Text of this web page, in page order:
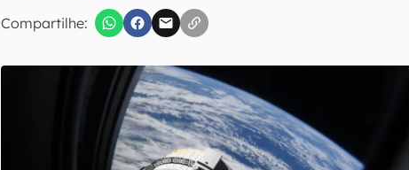
Compartilhe:
Confirmo que li, aceito e concordo com os